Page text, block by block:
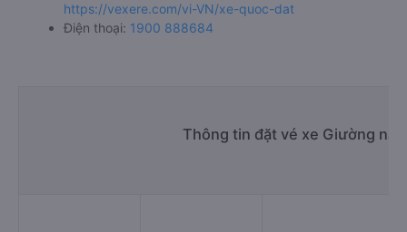
https://vexere.com/vi-VN/xe-quoc-dat
Điện thoại: 1900 888684
Thông tin đặt vé xe Giường